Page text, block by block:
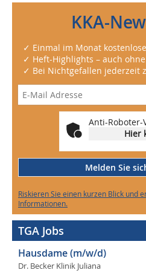
KKA-
✓ Einmal im Monat
✓ Heft-Highlights – auch
✓ Bei Nichtgefallen jederzeit
Anti-
Hier
Melden Sie
Riskieren Sie einen kurzen Blick und
Informationen.
TGA Jobs
Hausdame (m/w/d)
Dr. Becker Klinik Juliana